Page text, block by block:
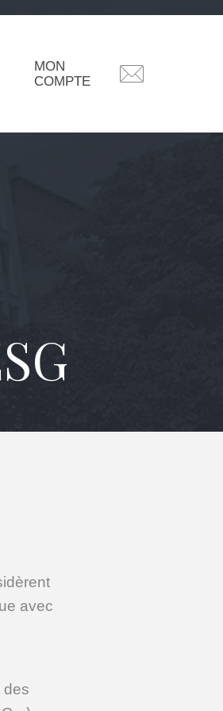
MON
COMPTE
avec
des